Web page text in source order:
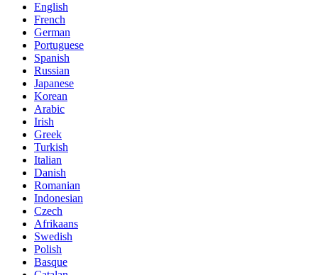
English
French
German
Portuguese
Spanish
Russian
Japanese
Korean
Arabic
Irish
Greek
Turkish
Italian
Danish
Romanian
Indonesian
Czech
Afrikaans
Swedish
Polish
Basque